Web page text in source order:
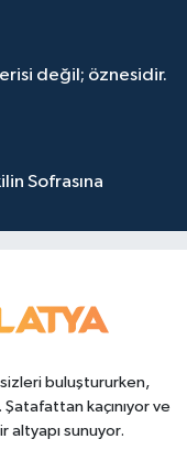
değil; öznesidir.
Sofrasına
buluştururken,
kaçınıyor ve
altyapı sunuyor.